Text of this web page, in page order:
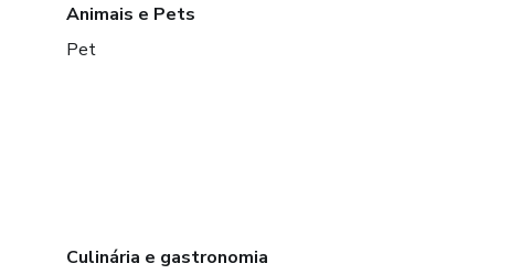
Animais e Pets
Pet
Culinária e gastronomia